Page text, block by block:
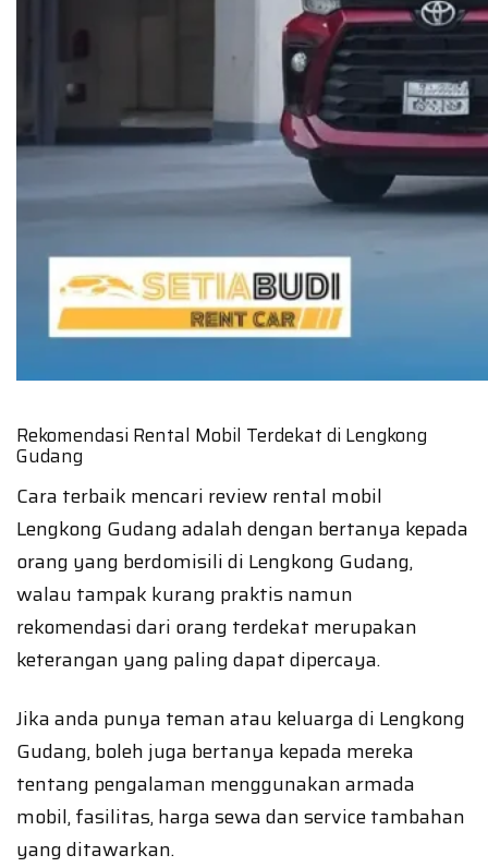
Rekomendasi Rental Mobil Terdekat di Lengkong
Gudang
Cara terbaik mencari review rental mobil
Lengkong Gudang adalah dengan bertanya kepada
orang yang berdomisili di Lengkong Gudang,
walau tampak kurang praktis namun
rekomendasi dari orang terdekat merupakan
keterangan yang paling dapat dipercaya.
Jika anda punya teman atau keluarga di Lengkong
Gudang, boleh juga bertanya kepada mereka
tentang pengalaman menggunakan armada
mobil, fasilitas, harga sewa dan service tambahan
yang ditawarkan.